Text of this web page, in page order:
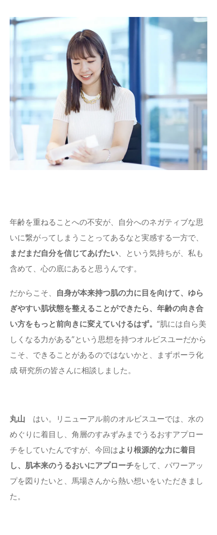
年齢を重ねることへの不安が、自分へのネガティブな思
いに繋がってしまうことってあるなと実感する一方で、
まだまだ自分を信じてあげたい、という気持ちが、私も
含めて、心の底にあると思うんです。
だからこそ、 自身が本来持つ肌の力に目を向けて、ゆら
ぎやすい肌状態を整えることができたら、年齢の向き合
い方をもっと前向きに変えていけるはず。 “肌には自ら美
しくなる力がある”という思想を持つオルビスユーだから
こそ、できることがあるのではないかと、まずポーラ化
成 研究所の皆さんに相談しました。
丸山 はい。リニューアル前のオルビスユーでは、水の
めぐりに着目し、角層のすみずみまでうるおすアプロー
チをしていたんですが、今回はより根源的な力に着目
し、肌本来のうるおいにアプローチをして、パワーアッ
プを図りたいと、馬場さんから熱い想いをいただきまし
た。